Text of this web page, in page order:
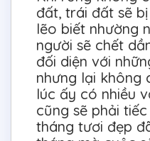
đất, trái đất sẽ
lẽo biết nhường
người sẽ chết
đối diện với
nhưng lại không
lúc ấy có nhiều
cũng sẽ phải
tháng tươi đẹp